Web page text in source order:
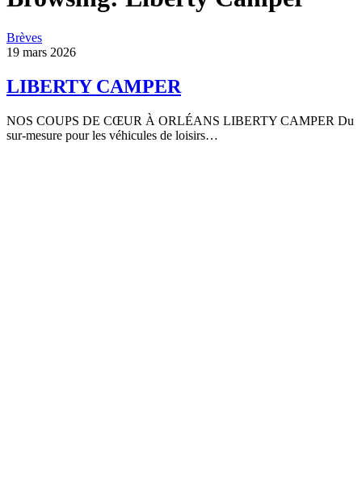
Brèves
19 mars 2026
LIBERTY CAMPER
NOS COUPS DE CŒUR À ORLÉANS LIBERTY CAMPER Du
sur-mesure pour les véhicules de loisirs…